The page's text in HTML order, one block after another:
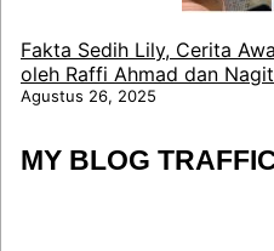
Fakta Sedih Lily, Cerita
oleh Raffi Ahmad dan
Agustus 26, 2025
MY BLOG